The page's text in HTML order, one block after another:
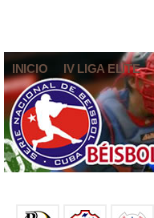
INICIO IV LIGA ELITE